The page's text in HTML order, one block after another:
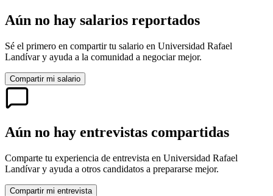
Aún no hay salarios reportados
Sé el primero en compartir tu salario en Universidad Rafael
Landívary ayuda a la comunidad a negociar mejor.
Compartir mi salario
Aún no hay entrevistas compartidas
Comparte tu experiencia de entrevista en Universidad Rafael
Landívary ayuda a otros candidatos a prepararse mejor.
Compartir mi entrevista